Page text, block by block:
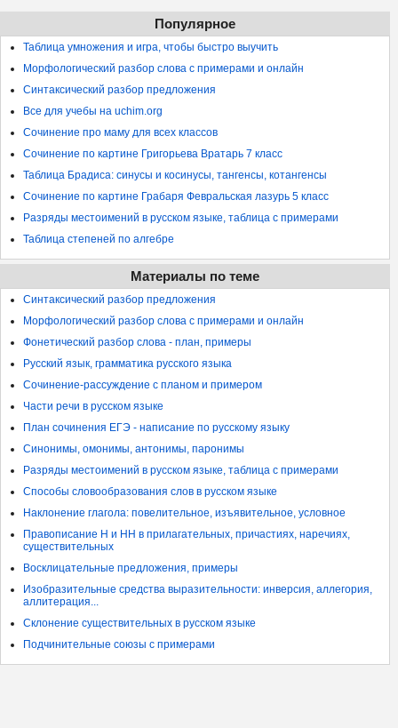
Популярное
Таблица умножения и игра, чтобы быстро выучить
Морфологический разбор слова с примерами и онлайн
Синтаксический разбор предложения
Все для учебы на uchim.org
Сочинение про маму для всех классов
Сочинение по картине Григорьева Вратарь 7 класс
Таблица Брадиса: синусы и косинусы, тангенсы, котангенсы
Сочинение по картине Грабаря Февральская лазурь 5 класс
Разряды местоимений в русском языке, таблица с примерами
Таблица степеней по алгебре
Материалы по теме
Синтаксический разбор предложения
Морфологический разбор слова с примерами и онлайн
Фонетический разбор слова - план, примеры
Русский язык, грамматика русского языка
Сочинение-рассуждение с планом и примером
Части речи в русском языке
План сочинения ЕГЭ - написание по русскому языку
Синонимы, омонимы, антонимы, паронимы
Разряды местоимений в русском языке, таблица с примерами
Способы словообразования слов в русском языке
Наклонение глагола: повелительное, изъявительное, условное
Правописание Н и НН в прилагательных, причастиях, наречиях,
существительных
Восклицательные предложения, примеры
Изобразительные средства выразительности: инверсия, аллегория,
аллитерация...
Склонение существительных в русском языке
Подчинительные союзы с примерами